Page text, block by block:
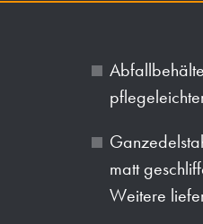
matt
Weitere